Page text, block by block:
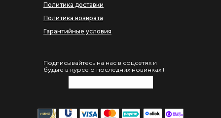
Подписывайтесь на нас в соцсетях и
будьте в курсе о последних новинках !
Политика доставки
Политика возврата
Гарантийные условия